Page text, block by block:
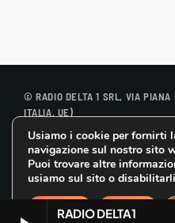
RADIO DELTA1
© RADIO DELTA 1 SRL, VIA
ITALIA, UE)
CONTATTACI
COOKIE POLICY
PRIVACY POLICY
GDPR DIRITTO ALL’OBLIO
Usiamo i cookie per fornirti
navigazione sul nostro sito
Puoi trovare altre
usiamo sul sito o
Accetta Rifiuta